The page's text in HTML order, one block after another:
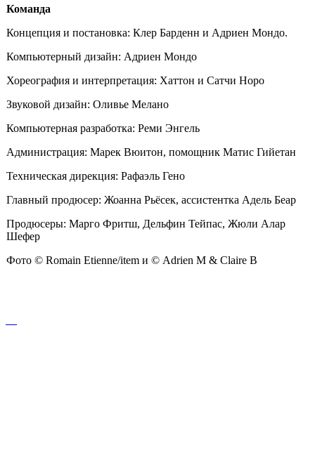
Команда
Концепция и постановка: Клер Барденн и Адриен Мондо.
Компьютерный дизайн: Адриен Мондо
Хореография и интерпретация: Хаттон и Сатчи Норо
Звуковой дизайн: Оливье Мелано
Компьютерная разработка: Реми Энгель
Администрация: Марек Вюитон, помощник Матис Гийетан
Техническая дирекция: Рафаэль Гено
Главный продюсер: Жоанна Рьёсек, ассистентка Адель Беар
Продюсеры: Марго Фритш, Дельфин Тейпас, Жюли Алар
Шефер
Фото © Romain Etienne/item и © Adrien M & Claire B